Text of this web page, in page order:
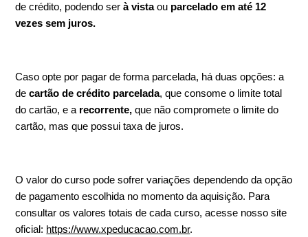
de crédito, podendo serà vistaou parcelado em até 12
vezes sem juros.
Caso opte por pagar de forma parcelada, há duas opções: a
decartão de crédito parcelada, que consome o limite total
do cartão, e a recorrente, que não compromete o limite do
cartão, mas que possui taxa de juros.
O valor do curso pode sofrer variações dependendo da opção
de pagamento escolhida no momento da aquisição. Para
consultar os valores totais de cada curso, acesse nosso site
oficial: https://www.xpeducacao.com.br.